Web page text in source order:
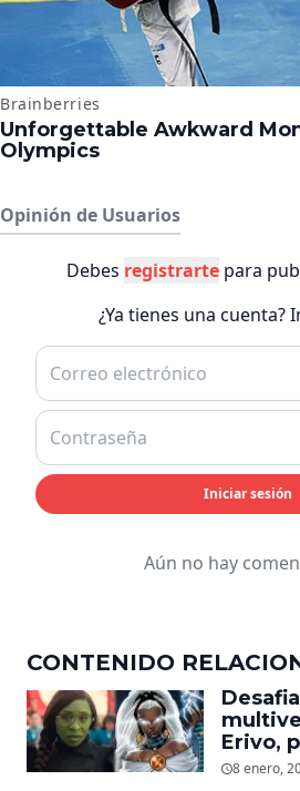
Opinión de Usuarios
Debes registrartepara
¿Ya tienes una cuenta?
Iniciar sesión
Aún no hay
CONTENIDO
Erivo,
8 enero,